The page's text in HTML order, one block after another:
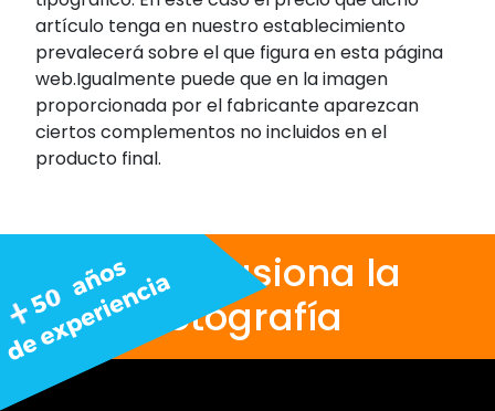
artículo tenga en nuestro establecimiento
prevalecerá sobre el que figura en esta página
web.Igualmente puede que en la imagen
proporcionada por el fabricante aparezcan
ciertos complementos no incluidos en el
producto final.
Nos apasiona la
fotografía